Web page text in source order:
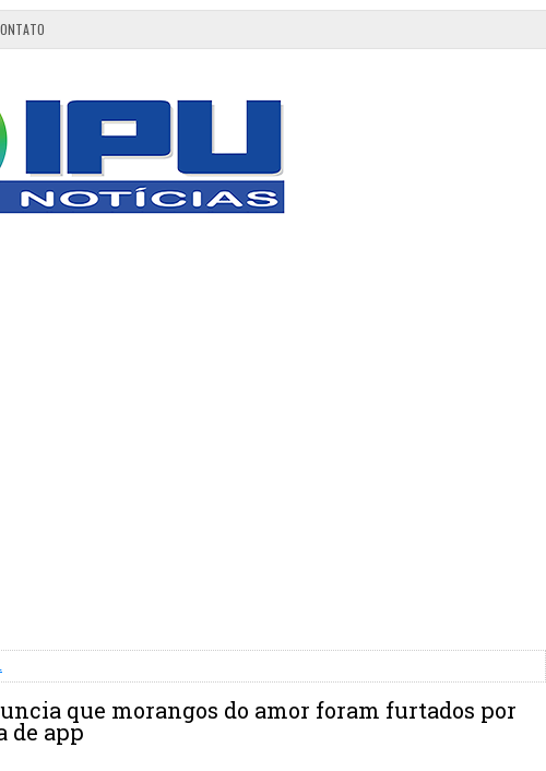
que morangos do amor foram furtados por
de app